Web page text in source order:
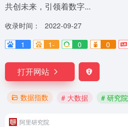
共创未来，引领着数字...
收录时间：
2022-09-27
1
1- 0 0
打开网站
数据指数 # 大数据 # 研究院
阿里研究院